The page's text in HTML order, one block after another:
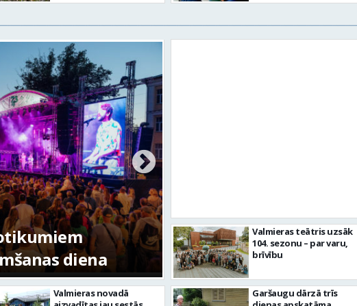
diena
FOTO: Valmieras
Valmieras novadā
Valmieras teātris uzsāk
104. sezonu – par varu,
brīvību
Garšaugu dārzā trīs